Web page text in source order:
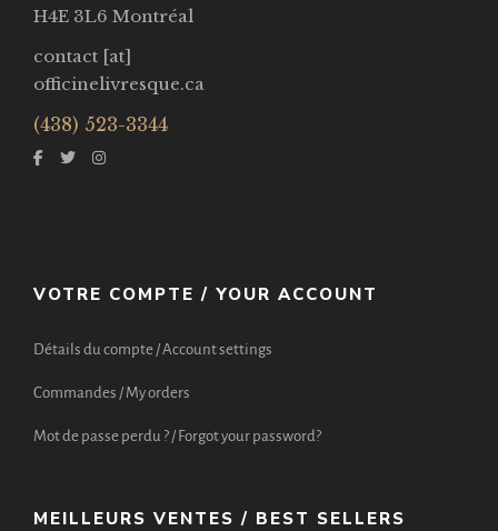
H4E 3L6 Montréal
contact [at]
officinelivresque.ca
(438) 523-3344
VOTRE COMPTE / YOUR ACCOUNT
Détails du compte / Account settings
Commandes / My orders
Mot de passe perdu ? / Forgot your password?
MEILLEURS VENTES / BEST SELLERS